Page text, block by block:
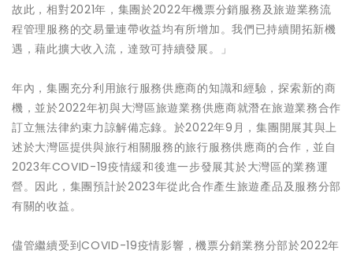
故此，相對2021年，集團於2022年機票分銷服務及旅遊業務流
程管理服務的交易量連帶收益均有所增加。我們已持續開拓新機
遇，藉此擴大收入流，達致可持續發展。」
年內，集團充分利用旅行服務供應商的知識和經驗，探索新的商
機，並於2022年初與大灣區旅遊業務供應商就潛在旅遊業務合作
訂立無法律約束力諒解備忘錄。於2022年9月，集團開展其與上
述於大灣區提供與旅行相關服務的旅行服務供應商的合作，並自
2023年COVID-19疫情緩和後進一步發展其於大灣區的業務運
營。因此，集團預計於2023年從此合作產生旅遊產品及服務分部
有關的收益。
儘管繼續受到COVID-19疫情影響，機票分銷業務分部於2022年